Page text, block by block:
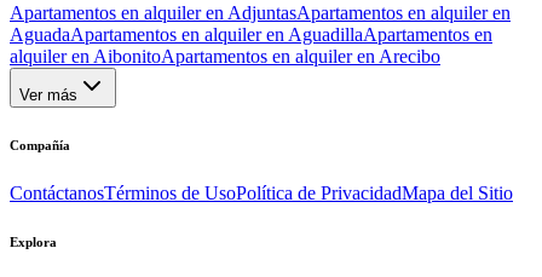
Apartamentos en alquiler en AdjuntasApartamentos en alquiler en
AguadaApartamentos en alquiler en AguadillaApartamentos en
alquiler en AibonitoApartamentos en alquiler en Arecibo
Ver más
Compañía
ContáctanosTérminos de UsoPolítica de PrivacidadMapa del Sitio
Explora